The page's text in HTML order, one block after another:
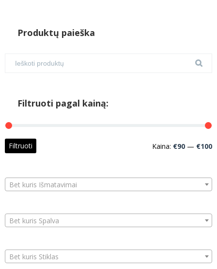
Produktų paieška
Filtruoti pagal kainą:
Filtruoti Kaina: €90 — €100
Bet kuris Išmatavimai
Bet kuris Spalva
Bet kuris Stiklas